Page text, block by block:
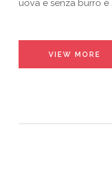
uova e senza burro è
VIEW MORE